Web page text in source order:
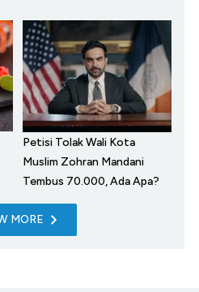
Petisi Tolak Wali Kota
Muslim Zohran Mandani
Tembus 70.000, Ada Apa?
MORE